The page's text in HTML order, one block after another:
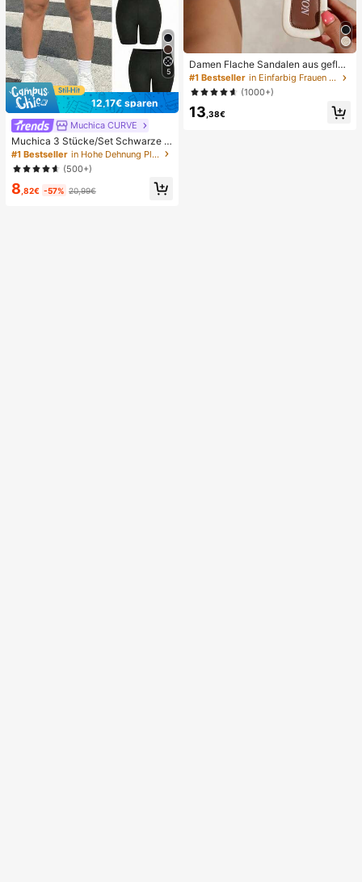
5
12,17€ sparen
Muchica CURVE
Muchica 3 Stücke/Set Schwarze L
eggings Set in Große Größen
#1 Bestseller
in Hohe Dehnung Plus Size Unterteile
(500+)
8 ,82€ -57% 20,99€
Damen Flache Sandalen aus gefloc
htenem Stroh mit Schleife und Met
alldekor, bequemer minimalistischer
Stil für Urlaub, Strand, Zuhause, täg
liche Nutzung, weiße geflochtene o
ffene Zehen Pantoffeln, Boho Chic
#1 Bestseller
in Einfarbig Frauen Flache Sandalen
(1000+)
13 ,38€